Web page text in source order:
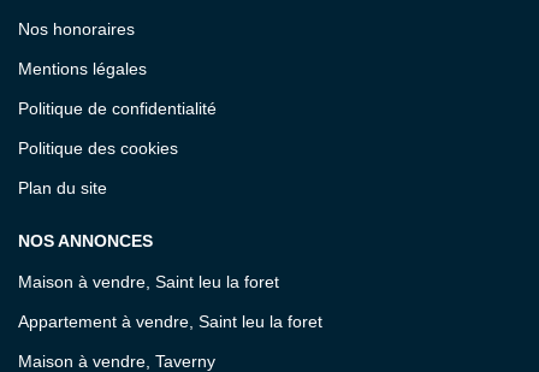
Nos honoraires
Mentions légales
Politique de confidentialité
Politique des cookies
Plan du site
NOS ANNONCES
Maison à vendre, Saint leu la foret
Appartement à vendre, Saint leu la foret
Maison à vendre, Taverny